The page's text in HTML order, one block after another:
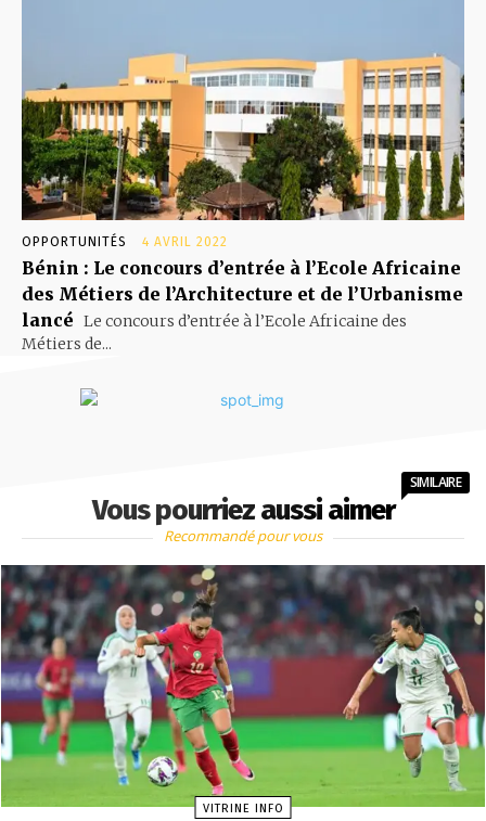
OPPORTUNITÉS 4 AVRIL 2022
Bénin : Le concours d’entrée à l’Ecole Africaine
des Métiers de l’Architecture et de l’Urbanisme
lancé Le concours d’entrée à l’Ecole Africaine des
Métiers de...
Vous pourriez aussi aimer
SIMILAIRE
Recommandé pour vous
VITRINE INFO